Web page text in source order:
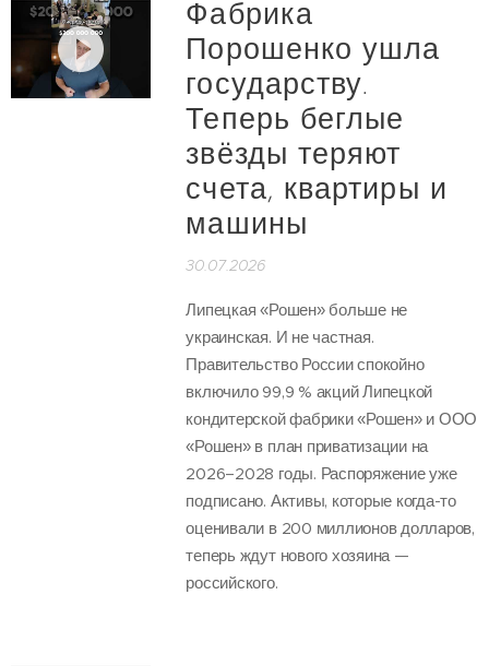
Фабрика
Порошенко ушла
государству.
Теперь беглые
звёзды теряют
счета, квартиры и
машины
30.07.2026
Липецкая «Рошен» больше не
украинская. И не частная.
Правительство России спокойно
включило 99,9 % акций Липецкой
кондитерской фабрики «Рошен» и ООО
«Рошен» в план приватизации на
2026–2028 годы. Распоряжение уже
подписано. Активы, которые когда-то
оценивали в 200 миллионов долларов,
теперь ждут нового хозяина —
российского.